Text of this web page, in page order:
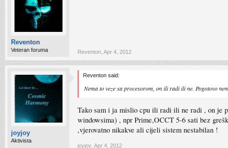
Reventon
Veteran foruma Reventon Apr 4, 2012
joyjoy
Aktivista
Reventon said:
Nema to veze sa procesorom, on ili radi ili ne. Pogotovo
Tako sam i ja mislio cpu ili radi ili ne radi , on je
windowsima) , npr Prime,OCCT 5-6 sati bez
,vjerovatno nikakve ali cijeli sistem nestabilan !
joyjoy Apr 4, 2012